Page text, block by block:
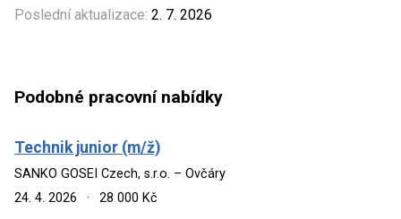
Poslední aktualizace: 2. 7. 2026
Podobné pracovní nabídky
Technik junior (m/ž)
SANKO GOSEI Czech, s.r.o. – Ovčáry
24. 4. 2026
· 28 000 Kč